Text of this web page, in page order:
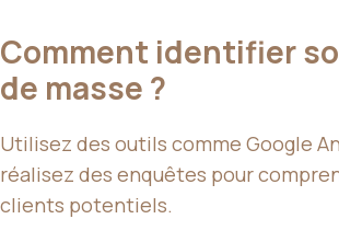
Comment identifier
de masse ?
Utilisez des outils comme Google
réalisez des enquêtes pour
clients potentiels.